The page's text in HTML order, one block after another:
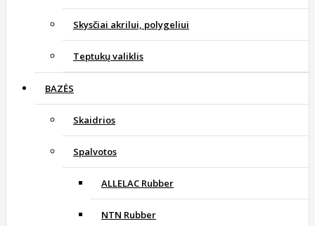
Skysčiai akrilui, polygeliui
Teptukų valiklis
BAZĖS
Skaidrios
Spalvotos
ALLELAC Rubber
NTN Rubber